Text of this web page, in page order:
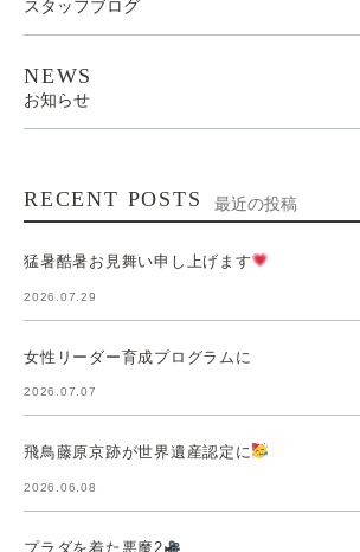
スタッフブログ
NEWS
お知らせ
RECENT POSTS 最近の投稿
猛暑酷暑お見舞い申し上げます
2026.07.29
女性リーダー育成プログラムに
2026.07.07
飛鳥藤原京跡が世界遺産認定に
2026.06.08
プラダを着た悪魔2